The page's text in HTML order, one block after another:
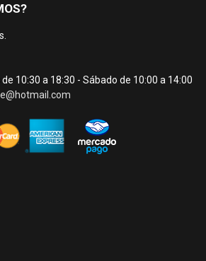
10:30 a 18:30 - Sábado de 10:00 a 14:00